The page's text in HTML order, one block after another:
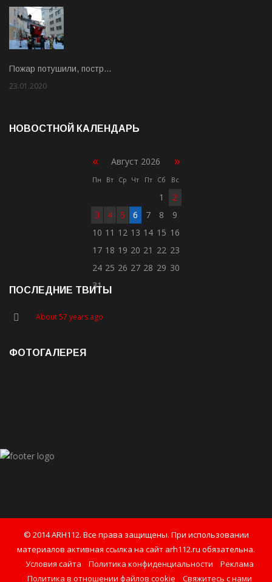
Пожар потушили, постр…
23.01.2020
НОВОСТНОЙ КАЛЕНДАРЬ
« Август 2026 »
Пн Вт Ср Чт Пт Сб Вс
1
2
3
4 5 6 7 8
9
10 11 12 13 14 15 16
17 18 19 20 21 22 23
24 25 26 27 28 29 30
31
ПОСЛЕДНИЕ ТВИТЫ
About 57 years ago
ФОТОГАЛЕРЕЯ
© 2014 ARH112. Все права защищены. При использовании
материалов активная ссылка на сайт arh112.ru обязательна.
Условия сайта
Политика конфиденциальности
Реклама
Политика в отношении файлов cookie
Свяжитесь с нами